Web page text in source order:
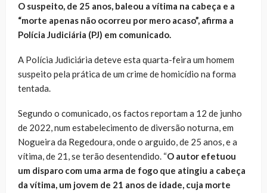
O suspeito, de 25 anos, baleou a vítima na cabeça e a
“morte apenas não ocorreu por mero acaso”, afirma a
Polícia Judiciária (PJ) em comunicado.
A Polícia Judiciária deteve esta quarta-feira um homem
suspeito pela prática de um crime de homicídio na forma
tentada.
Segundo o comunicado, os factos reportam a 12 de junho
de 2022, num estabelecimento de diversão noturna, em
Nogueira da Regedoura, onde o arguido, de 25 anos, e a
vítima, de 21, se terão desentendido. “O autor efetuou
um disparo com uma arma de fogo que atingiu a cabeça
da vítima, um jovem de 21 anos de idade, cuja morte